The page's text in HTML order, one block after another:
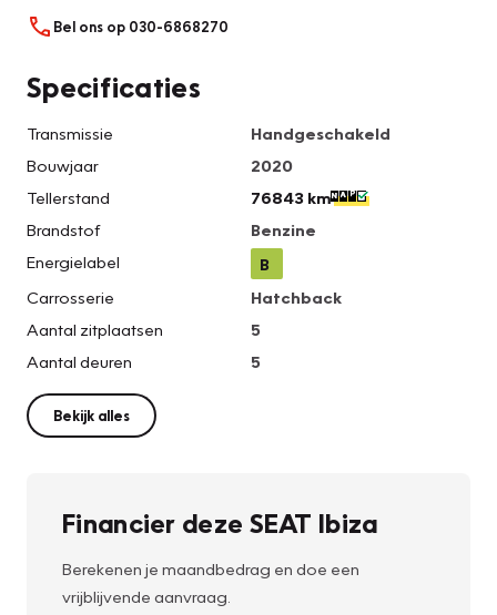
Bel ons op 030-6868270
Specificaties
Transmissie
Handgeschakeld
Bouwjaar
2020
Tellerstand
76843 km
Brandstof
Benzine
Energielabel
B
Carrosserie
Hatchback
Aantal zitplaatsen
5
Aantal deuren
5
Bekijk alles
Financier deze SEAT Ibiza
Berekenen je maandbedrag en doe een
vrijblijvende aanvraag.